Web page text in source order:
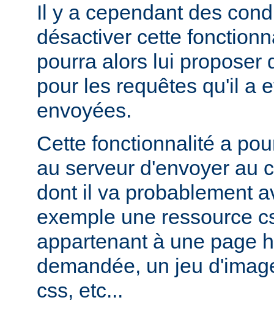
Il y a cependant des
désactiver cette
pourra alors lui proposer
pour les requêtes qu'il a
envoyées.
Cette fonctionnalité a
au serveur d'envoyer au
dont il va probablement
exemple une ressource
appartenant à une page
demandée, un jeu
css, etc...